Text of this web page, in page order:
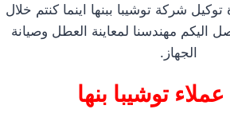
شركة توشيبا ببنها اينما كنتم خلال
مهندسنا لمعاينة العطل وصيانة
الجهاز.
توشيبا بنها